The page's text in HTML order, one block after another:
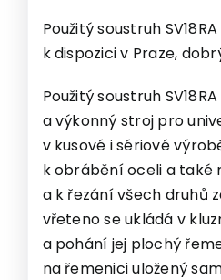
Použitý soustruh
k dispozici v Praze,
Použitý soustruh
a výkonný stroj pro
v kusové i sériové
k obrábění oceli a také
a k řezání všech druhů
vřeteno se ukládá v
a pohání jej plochý
na řemenici uložený